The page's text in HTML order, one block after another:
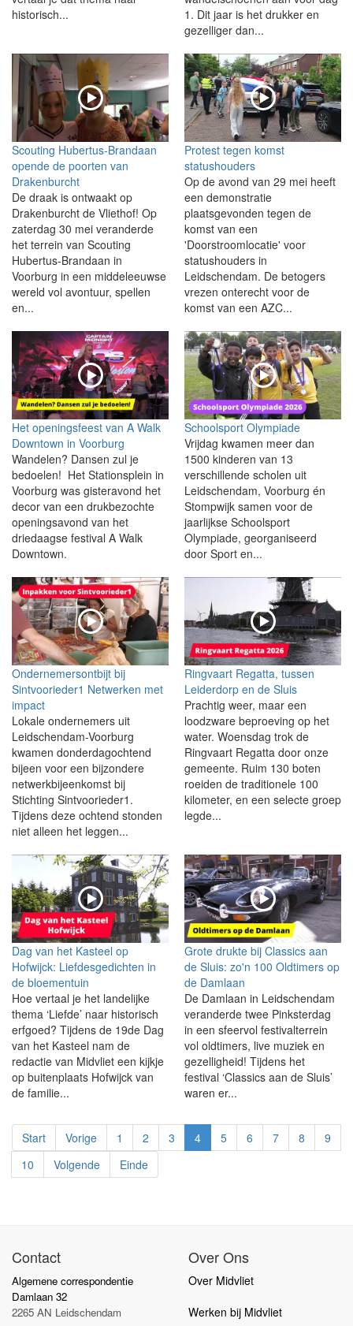
historisch...
1. Dit jaar is het drukker en
gezelliger dan...
Scouting Hubertus-Brandaan
opende de poorten van
Drakenburcht
De draak is ontwaakt op
Drakenburcht de Vliethof! Op
zaterdag 30 mei veranderde
het terrein van Scouting
Hubertus-Brandaan in
Voorburg in een middeleeuwse
wereld vol avontuur, spellen
en...
Protest tegen komst
statushouders
Op de avond van 29 mei heeft
een demonstratie
plaatsgevonden tegen de
komst van een
'Doorstroomlocatie' voor
statushouders in
Leidschendam. De betogers
vrezen onterecht voor de
komst van een AZC...
Het openingsfeest van A Walk
Downtown in Voorburg
Wandelen? Dansen zul je
bedoelen! Het Stationsplein in
Voorburg was gisteravond het
decor van een drukbezochte
openingsavond van het
driedaagse festival A Walk
Downtown.
Schoolsport Olympiade
Vrijdag kwamen meer dan
1500 kinderen van 13
verschillende scholen uit
Leidschendam, Voorburg én
Stompwijk samen voor de
jaarlijkse Schoolsport
Olympiade, georganiseerd
door Sport en...
Ondernemersontbijt bij
Sintvoorieder1 Netwerken met
impact
Lokale ondernemers uit
Leidschendam-Voorburg
kwamen donderdagochtend
bijeen voor een bijzondere
netwerkbijeenkomst bij
Stichting Sintvoorieder1.
Tijdens deze ochtend stonden
niet alleen het leggen...
Ringvaart Regatta, tussen
Leiderdorp en de Sluis
Prachtig weer, maar een
loodzware beproeving op het
water. Woensdag trok de
Ringvaart Regatta door onze
gemeente. Ruim 130 boten
roeiden de traditionele 100
kilometer, en een selecte groep
legde...
Dag van het Kasteel op
Hofwijck: Liefdesgedichten in
de bloementuin
Hoe vertaal je het landelijke
thema ‘Liefde’ naar historisch
erfgoed? Tijdens de 19de Dag
van het Kasteel nam de
redactie van Midvliet een kijkje
op buitenplaats Hofwijck van
de familie...
Grote drukte bij Classics aan
de Sluis: zo'n 100 Oldtimers op
de Damlaan
De Damlaan in Leidschendam
veranderde twee Pinksterdag
in een sfeervol festivalterrein
vol oldtimers, live muziek en
gezelligheid! Tijdens het
festival ‘Classics aan de Sluis’
waren er...
Start Vorige 1 2 3 4 5 6 7 8
9
10
Volgende Einde
Contact
Algemene correspondentie
Damlaan 32
2265 AN Leidschendam
Over Ons
Over Midvliet
Werken bij Midvliet